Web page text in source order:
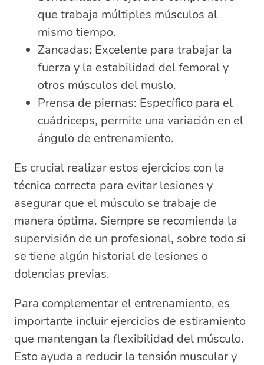
que trabaja múltiples músculos al
mismo tiempo.
Zancadas: Excelente para trabajar la
fuerza y la estabilidad del femoral y
otros músculos del muslo.
Prensa de piernas: Específico para el
cuádriceps, permite una variación en el
ángulo de entrenamiento.
Es crucial realizar estos ejercicios con la
técnica correcta para evitar lesiones y
asegurar que el músculo se trabaje de
manera óptima. Siempre se recomienda la
supervisión de un profesional, sobre todo si
se tiene algún historial de lesiones o
dolencias previas.
Para complementar el entrenamiento, es
importante incluir ejercicios de estiramiento
que mantengan la flexibilidad del músculo.
Esto ayuda a reducir la tensión muscular y